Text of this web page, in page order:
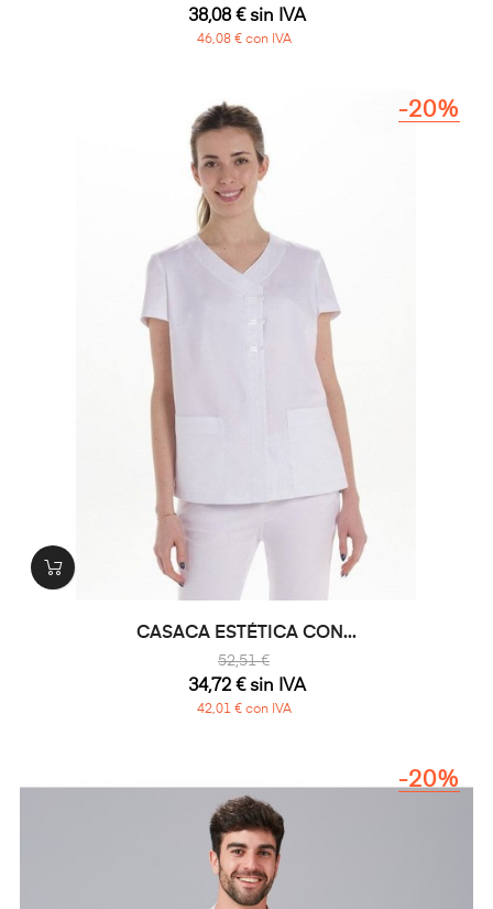
38,08 € sin IVA
46,08 € con IVA
CASACA ESTÉTICA CON...
52,51 €
-20%
34,72 € sin IVA
42,01 € con IVA
-20%